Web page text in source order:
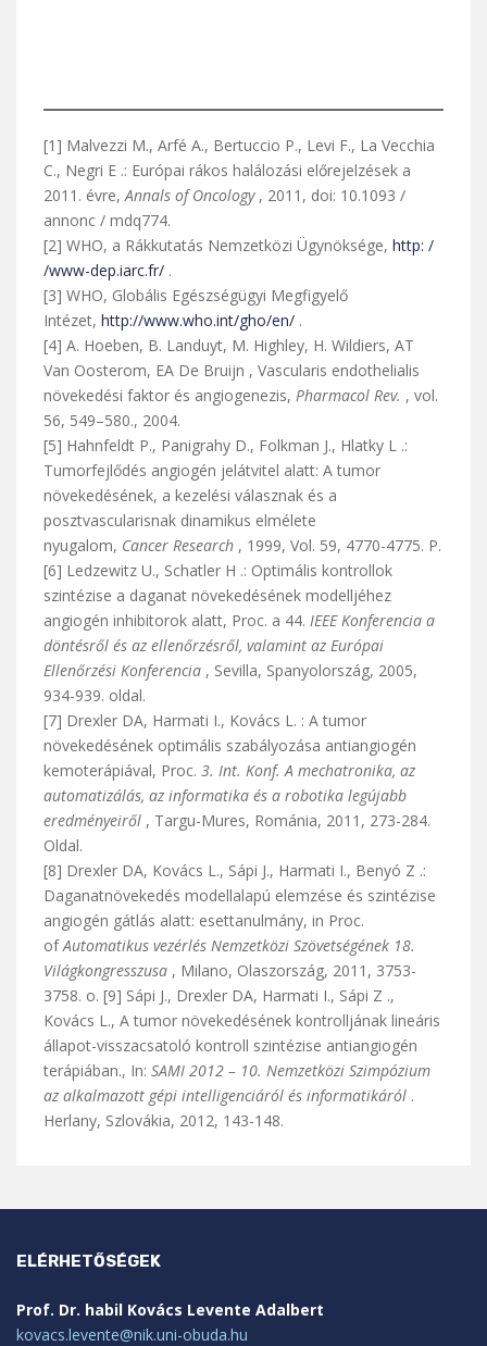
[1] Malvezzi M., Arfé A., Bertuccio P., Levi F., La Vecchia
C., Negri E .: Európai rákos halálozási előrejelzések a
2011. évre,Annals of Oncology , 2011, doi: 10.1093 /
annonc / mdq774.
[2] WHO, a Rákkutatás Nemzetközi Ügynöksége, http: /
/www-dep.iarc.fr/ .
[3] WHO, Globális Egészségügyi Megfigyelő
Intézet, http://www.who.int/gho/en/ .
[4] A. Hoeben, B. Landuyt, M. Highley, H. Wildiers, AT
Van Oosterom, EA De Bruijn , Vascularis endothelialis
növekedési faktor és angiogenezis, Pharmacol Rev. , vol.
56, 549–580., 2004.
[5] Hahnfeldt P., Panigrahy D., Folkman J., Hlatky L .:
Tumorfejlődés angiogén jelátvitel alatt: A tumor
növekedésének, a kezelési válasznak és a
posztvascularisnak dinamikus elmélete
nyugalom, Cancer Research , 1999, Vol. 59, 4770-4775. P.
[6] Ledzewitz U., Schatler H .: Optimális kontrollok
szintézise a daganat növekedésének modelljéhez
angiogén inhibitorok alatt, Proc. a 44. IEEE Konferencia a
döntésről és az ellenőrzésről, valamint az Európai
Ellenőrzési Konferencia , Sevilla, Spanyolország, 2005,
934-939. oldal.
[7] Drexler DA, Harmati I., Kovács L. : A tumor
növekedésének optimális szabályozása antiangiogén
kemoterápiával, Proc. 3. Int. Konf. A mechatronika, az
automatizálás, az informatika és a robotika legújabb
eredményeiről , Targu-Mures, Románia, 2011, 273-284.
Oldal.
[8] Drexler DA, Kovács L., Sápi J., Harmati I., Benyó Z .:
Daganatnövekedés modellalapú elemzése és szintézise
angiogén gátlás alatt: esettanulmány, in Proc.
ofAutomatikus vezérlés Nemzetközi Szövetségének 18.
Világkongresszusa , Milano, Olaszország, 2011, 3753-
3758. o. [9] Sápi J., Drexler DA, Harmati I., Sápi Z .,
Kovács L., A tumor növekedésének kontrolljának lineáris
állapot-visszacsatoló kontroll szintézise antiangiogén
terápiában., In: SAMI 2012 – 10. Nemzetközi Szimpózium
az alkalmazott gépi intelligenciáról és informatikáról .
Herlany, Szlovákia, 2012, 143-148.
ELÉRHETŐSÉGEK
Prof. Dr. habil Kovács Levente Adalbert
kovacs.levente@nik.uni-obuda.hu